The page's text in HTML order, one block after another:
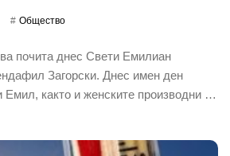
Общество
почита днес Свети Емилиан
Загорски. Днес имен ден
Емил, както и женските производни …